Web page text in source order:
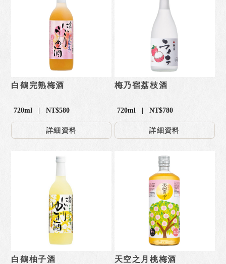
白鶴完熟梅酒
720ml | NT$580
詳細資料
梅乃宿荔枝酒
720ml | NT$780
詳細資料
白鶴柚子酒 天空之月桃梅酒